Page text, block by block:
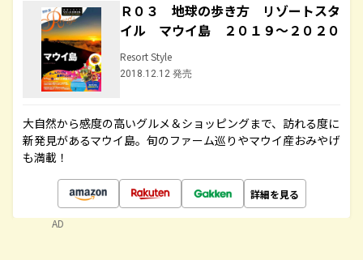
Ｒ０３ 地球の歩き方 リゾートスタ
イル マウイ島 ２０１９～２０２０
Resort Style
2018.12.12 発売
大自然から感度の高いグルメ＆ショッピングまで、訪れる度に
新発見があるマウイ島。旬のファーム巡りやマウイ産おみやげ
も満載！
詳細を見る
AD